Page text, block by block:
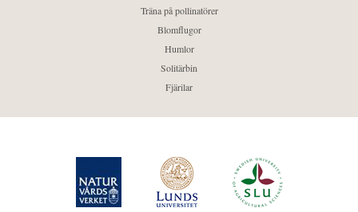
Träna på pollinatörer
Blomflugor
Humlor
Solitärbin
Fjärilar